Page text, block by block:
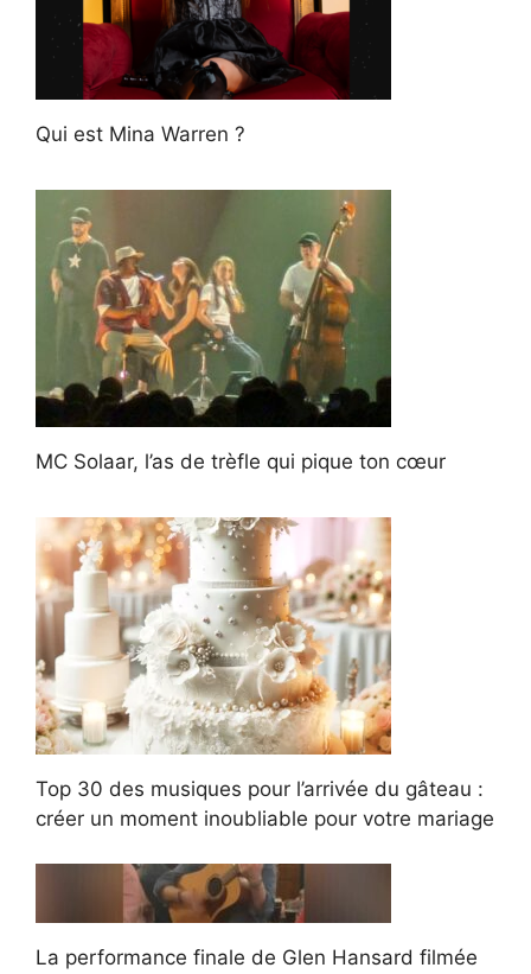
Qui est Mina Warren ?
MC Solaar, l’as de trèfle qui pique ton cœur
Top 30 des musiques pour l’arrivée du gâteau :
créer un moment inoubliable pour votre mariage
La performance finale de Glen Hansard filmée